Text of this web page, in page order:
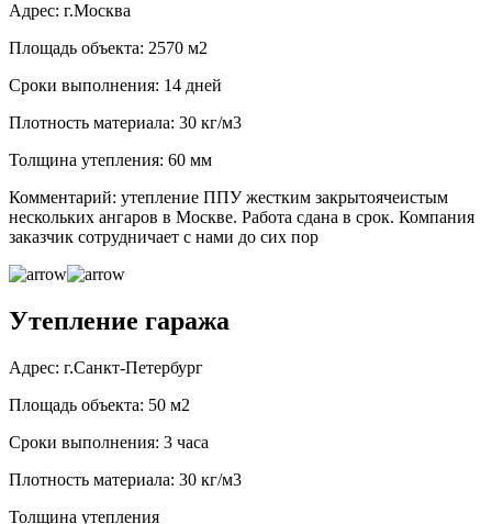
Адрес: г.Москва
Площадь объекта: 2570 м2
Сроки выполнения: 14 дней
Плотность материала: 30 кг/м3
Толщина утепления: 60 мм
Комментарий: утепление ППУ жестким закрытоячеистым
нескольких ангаров в Москве. Работа сдана в срок. Компания
заказчик сотрудничает с нами до сих пор
Утепление гаража
Адрес: г.Санкт-Петербург
Площадь объекта: 50 м2
Сроки выполнения: 3 часа
Плотность материала: 30 кг/м3
Толщина утепления